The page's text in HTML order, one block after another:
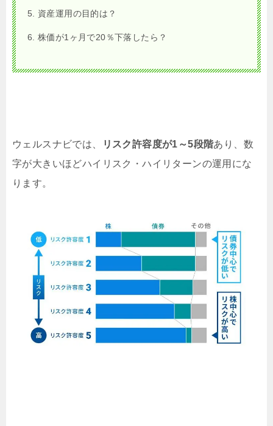
資産運用の目的は？
株価が1ヶ月で20％下落したら？
ウェルスナビでは、 リスク許容度が1～5段階あり、数
字が大きいほどハイリスク・ハイリターンの運用にな
ります。